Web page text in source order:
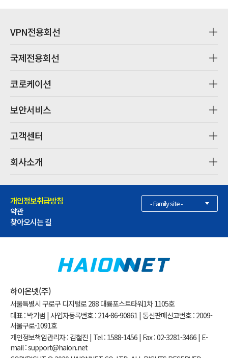
VPN전용회선
국제전용회선
코로케이션
보안서비스
고객센터
회사소개
개인정보취급방침
약관
찾아오시는 길
- Family site -
하이온넷(주)
서울특별시 구로구 디지털로 288 대륭포스트타워1차 1105호
대표 : 박기범 | 사업자등록번호 : 214-86-90861 | 통신판매신고번호 : 2009-
서울구로-1091호
개인정보책임관리자 : 김철진 | Tel : 1588-1456 | Fax : 02-3281-3466 | E-
mail : support@haion.net